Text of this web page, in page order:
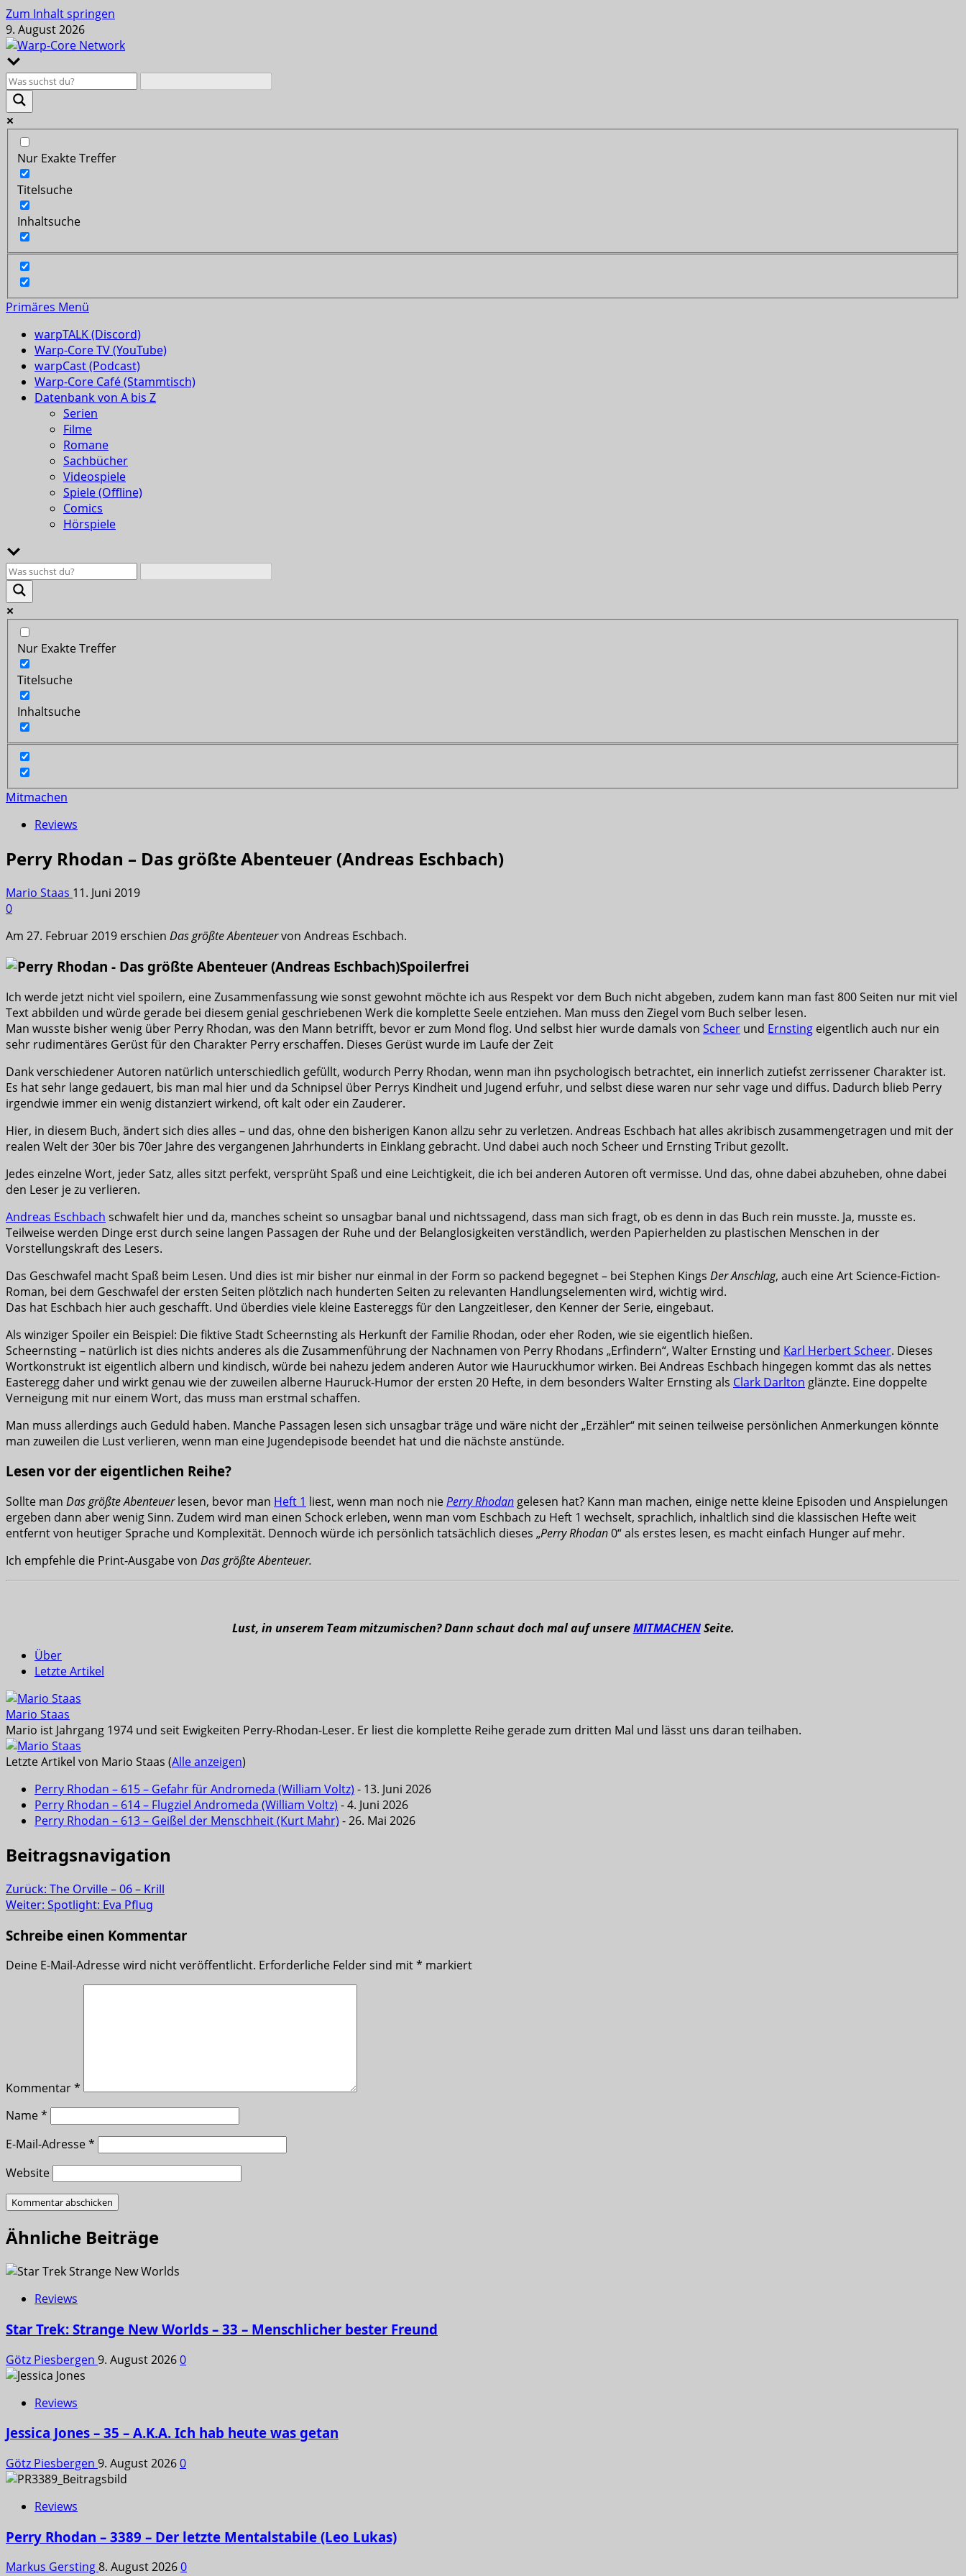
Zum Inhalt springen
9. August 2026
Nur Exakte Treffer
Titelsuche
Inhaltsuche
Primäres Menü
warpTALK (Discord)
Warp-Core TV (YouTube)
warpCast (Podcast)
Warp-Core Café (Stammtisch)
Datenbank von A bis Z
Serien
Filme
Romane
Sachbücher
Videospiele
Spiele (Offline)
Comics
Hörspiele
Nur Exakte Treffer
Titelsuche
Inhaltsuche
Mitmachen
Reviews
Perry Rhodan – Das größte Abenteuer (Andreas Eschbach)
Mario Staas 11. Juni 2019
0
Am 27. Februar 2019 erschien Das größte Abenteuervon Andreas Eschbach.
Spoilerfrei
Ich werde jetzt nicht viel spoilern, eine Zusammenfassung wie sonst gewohnt möchte ich aus Respekt vor dem Buch nicht abgeben, zudem kann man fast 800 Seiten nur mit viel
Text abbilden und würde gerade bei diesem genial geschriebenen Werk die komplette Seele entziehen. Man muss den Ziegel vom Buch selber lesen.
Man wusste bisher wenig über Perry Rhodan, was den Mann betrifft, bevor er zum Mond flog. Und selbst hier wurde damals von Scheer und Ernsting eigentlich auch nur ein
sehr rudimentäres Gerüst für den Charakter Perry erschaffen. Dieses Gerüst wurde im Laufe der Zeit
Dank verschiedener Autoren natürlich unterschiedlich gefüllt, wodurch Perry Rhodan, wenn man ihn psychologisch betrachtet, ein innerlich zutiefst zerrissener Charakter ist.
Es hat sehr lange gedauert, bis man mal hier und da Schnipsel über Perrys Kindheit und Jugend erfuhr, und selbst diese waren nur sehr vage und diffus. Dadurch blieb Perry
irgendwie immer ein wenig distanziert wirkend, oft kalt oder ein Zauderer.
Hier, in diesem Buch, ändert sich dies alles – und das, ohne den bisherigen Kanon allzu sehr zu verletzen. Andreas Eschbach hat alles akribisch zusammengetragen und mit der
realen Welt der 30er bis 70er Jahre des vergangenen Jahrhunderts in Einklang gebracht. Und dabei auch noch Scheer und Ernsting Tribut gezollt.
Jedes einzelne Wort, jeder Satz, alles sitzt perfekt, versprüht Spaß und eine Leichtigkeit, die ich bei anderen Autoren oft vermisse. Und das, ohne dabei abzuheben, ohne dabei
den Leser je zu verlieren.
Andreas Eschbach schwafelt hier und da, manches scheint so unsagbar banal und nichtssagend, dass man sich fragt, ob es denn in das Buch rein musste. Ja, musste es.
Teilweise werden Dinge erst durch seine langen Passagen der Ruhe und der Belanglosigkeiten verständlich, werden Papierhelden zu plastischen Menschen in der
Vorstellungskraft des Lesers.
Das Geschwafel macht Spaß beim Lesen. Und dies ist mir bisher nur einmal in der Form so packend begegnet – bei Stephen Kings Der Anschlag, auch eine Art Science-Fiction-
Roman, bei dem Geschwafel der ersten Seiten plötzlich nach hunderten Seiten zu relevanten Handlungselementen wird, wichtig wird.
Das hat Eschbach hier auch geschafft. Und überdies viele kleine Eastereggs für den Langzeitleser, den Kenner der Serie, eingebaut.
Als winziger Spoiler ein Beispiel: Die fiktive Stadt Scheernsting als Herkunft der Familie Rhodan, oder eher Roden, wie sie eigentlich hießen.
Scheernsting – natürlich ist dies nichts anderes als die Zusammenführung der Nachnamen von Perry Rhodans „Erfindern“, Walter Ernsting und Karl Herbert Scheer. Dieses
Wortkonstrukt ist eigentlich albern und kindisch, würde bei nahezu jedem anderen Autor wie Hauruckhumor wirken. Bei Andreas Eschbach hingegen kommt das als nettes
Easteregg daher und wirkt genau wie der zuweilen alberne Hauruck-Humor der ersten 20 Hefte, in dem besonders Walter Ernsting als Clark Darlton glänzte. Eine doppelte
Verneigung mit nur einem Wort, das muss man erstmal schaffen.
Man muss allerdings auch Geduld haben. Manche Passagen lesen sich unsagbar träge und wäre nicht der „Erzähler“ mit seinen teilweise persönlichen Anmerkungen könnte
man zuweilen die Lust verlieren, wenn man eine Jugendepisode beendet hat und die nächste anstünde.
Lesen vor der eigentlichen Reihe?
Sollte man Das größte Abenteuerlesen, bevor man Heft 1 liest, wenn man noch niePerry Rhodan gelesen hat? Kann man machen, einige nette kleine Episoden und Anspielungen
ergeben dann aber wenig Sinn. Zudem wird man einen Schock erleben, wenn man vom Eschbach zu Heft 1 wechselt, sprachlich, inhaltlich sind die klassischen Hefte weit
entfernt von heutiger Sprache und Komplexität. Dennoch würde ich persönlich tatsächlich dieses „Perry Rhodan0“ als erstes lesen, es macht einfach Hunger auf mehr.
Ich empfehle die Print-Ausgabe von Das größte Abenteuer.
Lust, in unserem Team mitzumischen? Dann schaut doch mal auf unsereMITMACHENSeite.
Über
Letzte Artikel
Mario Staas
Mario ist Jahrgang 1974 und seit Ewigkeiten Perry-Rhodan-Leser. Er liest die komplette Reihe gerade zum dritten Mal und lässt uns daran teilhaben.
Letzte Artikel von Mario Staas (Alle anzeigen)
Perry Rhodan – 615 – Gefahr für Andromeda (William Voltz) - 13. Juni 2026
Perry Rhodan – 614 – Flugziel Andromeda (William Voltz) - 4. Juni 2026
Perry Rhodan – 613 – Geißel der Menschheit (Kurt Mahr) - 26. Mai 2026
Beitragsnavigation
Zurück: The Orville – 06 – Krill
Weiter: Spotlight: Eva Pflug
Schreibe einen Kommentar
Deine E-Mail-Adresse wird nicht veröffentlicht. Erforderliche Felder sind mit* markiert
Kommentar*
Name*
E-Mail-Adresse*
Website
Ähnliche Beiträge
Reviews
Star Trek: Strange New Worlds – 33 – Menschlicher bester Freund
Götz Piesbergen 9. August 20260
Reviews
Jessica Jones – 35 – A.K.A. Ich hab heute was getan
Götz Piesbergen 9. August 20260
Reviews
Perry Rhodan – 3389 – Der letzte Mentalstabile (Leo Lukas)
Markus Gersting8. August 20260